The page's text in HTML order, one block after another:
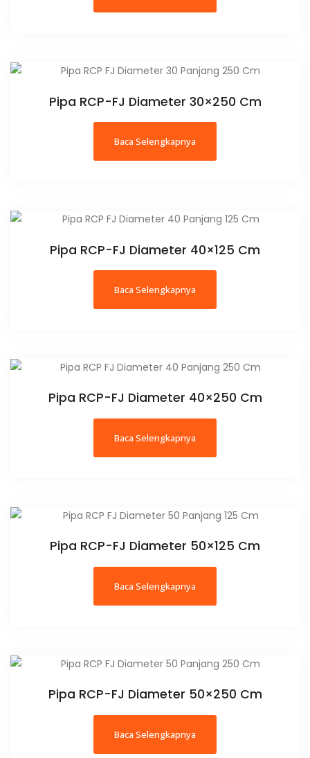
Pipa RCP-FJ Diameter 30×250 Cm
Baca Selengkapnya
Pipa RCP-FJ Diameter 40×125 Cm
Baca Selengkapnya
Pipa RCP-FJ Diameter 40×250 Cm
Baca Selengkapnya
Pipa RCP-FJ Diameter 50×125 Cm
Baca Selengkapnya
Pipa RCP-FJ Diameter 50×250 Cm
Baca Selengkapnya